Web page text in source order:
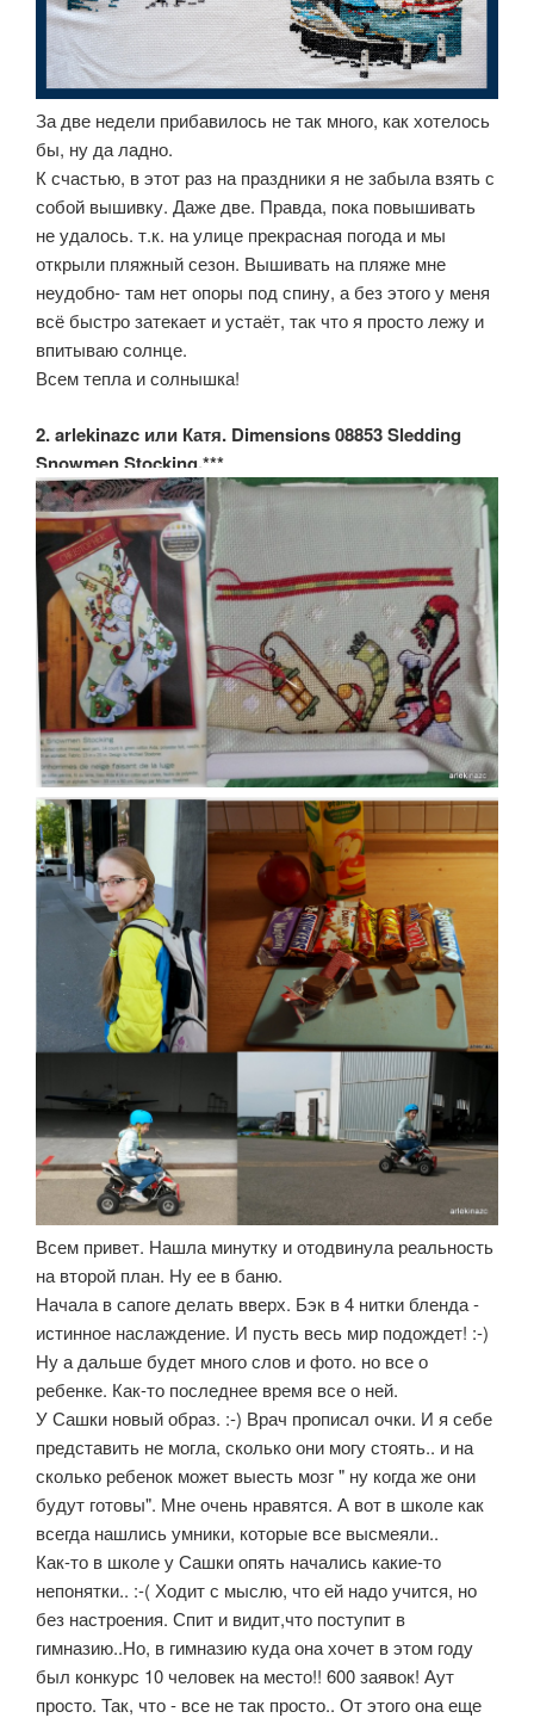
За две недели прибавилось не так много, как хотелось
бы, ну да ладно.
К счастью, в этот раз на праздники я не забыла взять с
собой вышивку. Даже две. Правда, пока повышивать
не удалось. т.к. на улице прекрасная погода и мы
открыли пляжный сезон. Вышивать на пляже мне
неудобно- там нет опоры под спину, а без этого у меня
всё быстро затекает и устаёт, так что я просто лежу и
впитываю солнце.
Всем тепла и солнышка!
2. arlekinazc или Катя. Dimensions 08853 Sledding
Snowmen Stocking.***
Всем привет. Нашла минутку и отодвинула реальность
на второй план. Ну ее в баню.
Начала в сапоге делать вверх. Бэк в 4 нитки бленда -
истинное наслаждение. И пусть весь мир подождет! :-)
Ну а дальше будет много слов и фото. но все о
ребенке. Как-то последнее время все о ней.
У Сашки новый образ. :-) Врач прописал очки. И я себе
представить не могла, сколько они могу стоять.. и на
сколько ребенок может выесть мозг " ну когда же они
будут готовы". Мне очень нравятся. А вот в школе как
всегда нашлись умники, которые все высмеяли..
Как-то в школе у Сашки опять начались какие-то
непонятки.. :-( Ходит с мыслю, что ей надо учится, но
без настроения. Спит и видит,что поступит в
гимназию..Но, в гимназию куда она хочет в этом году
был конкурс 10 человек на место!! 600 заявок! Аут
просто. Так, что - все не так просто.. От этого она еще